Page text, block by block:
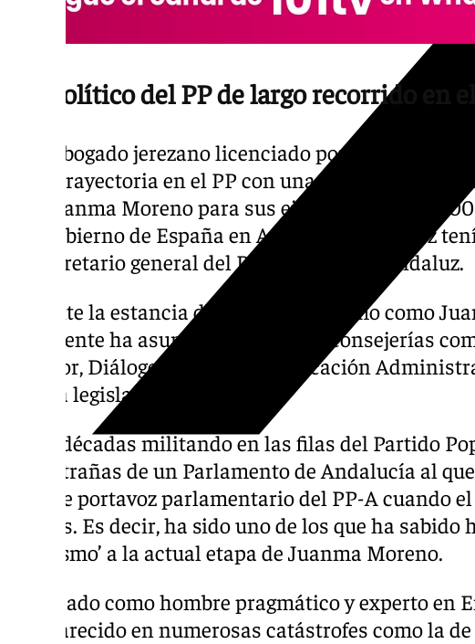
Un político del PP de largo recorrido en
Este abogado jerezano licenciado por la
larga trayectoria en el PP con una experiencia que
por Juanma Moreno para sus ejecutivos. Entre
del Gobierno de España en Andalucía y a la vez
de secretario general del Partido Popular andaluz.
Durante la estancia del PP en San Telmo como
presidente ha asumido numerosas consejerías
Interior, Diálogo Social y Simplificación
última legislatura.
Lleva décadas militando en las filas del Partido
las entrañas de un Parlamento de Andalucía al
que fue portavoz parlamentario del PP-A cuando
Arenas. Es decir, ha sido uno de los que ha
‘arenismo’ a la actual etapa de Juanma Moreno.
Calificado como hombre pragmático y experto en
ha aparecido en numerosas catástrofes como la